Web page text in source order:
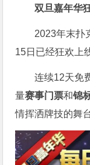
双旦嘉年华
2023年末扑
15日已经狂欢上
连续12天免
量赛事门票和锦
情挥洒牌技的舞